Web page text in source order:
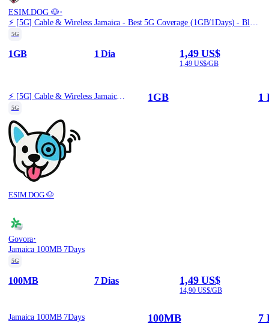
ESIM.DOG 🐶·
5G
1GB 1 Dia 1,49 US$
1,49 US$/GB
⚡️ [5G] Cable & Wireless Jamaica - Best 5G Coverage (1GB/1Days) - Black route
5G
ESIM.DOG 🐶
1GB 1
Govora·
Jamaica 100MB 7Days
5G
100MB 7 Dias 1,49 US$
14,90 US$/GB
Jamaica 100MB 7Days 100MB 7